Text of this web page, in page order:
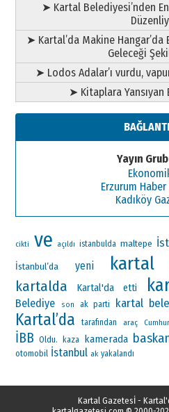
➤ Kartal Belediyesi’nden
➤ Kartal’da Makine
Geleceği
➤ Lodos Adalar’ı vurdu,
➤ Kitaplara Yansıyan
Yayın
Erzurum
Kadıköy
cikti ve açıldı istanbulda maltepe
İstanbul’da
yeni kartal
kartalda Kartal'da etti
Belediye son ak parti kartal
Kartal’da tarafından araç
İBB Oldu. kaza kamerada
otomobil İstanbul ak yakalandı
Kartal Gazetesİ -